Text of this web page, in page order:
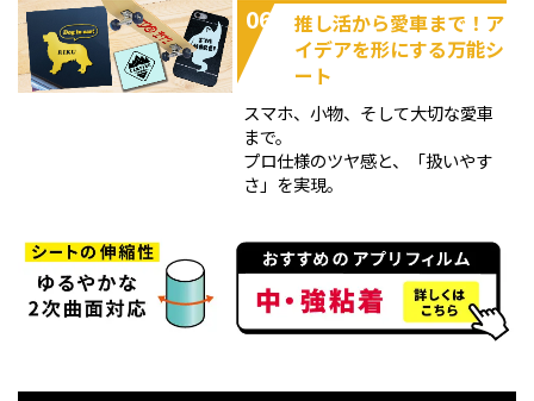
06
推し活から愛車まで！ア
イデアを形にする万能シ
ート
スマホ、小物、そして大切な愛車
まで。
プロ仕様のツヤ感と、「扱いやす
さ」を実現。